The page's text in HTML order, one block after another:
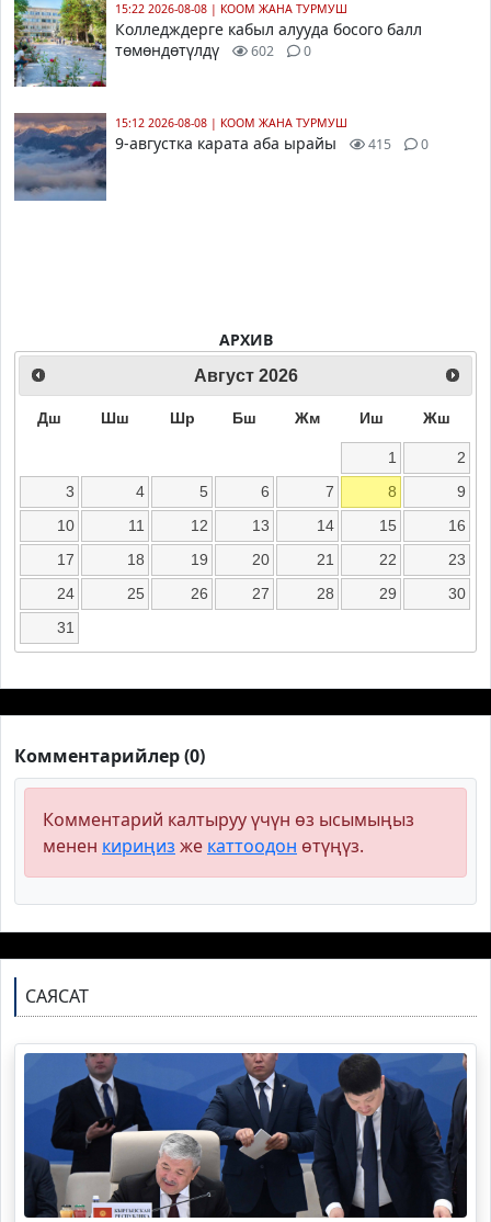
15:22 2026-08-08 | КООМ ЖАНА ТУРМУШ
Колледждерге кабыл алууда босого балл
төмөндөтүлдү
602 0
15:12 2026-08-08 | КООМ ЖАНА ТУРМУШ
9-августка карата аба ырайы 415 0
АРХИВ
Август 2026
Дш Шш Шр Бш Жм Иш Жш
1
2
3
4 5 6 7 8
9
10
11 12 13 14 15
16
17
18 19 20 21 22
23
24
25 26 27 28 29
30
31
Комментарийлер (0)
Комментарий калтыруу үчүн өз ысымыңыз
менен кириңиз же каттоодон өтүңүз.
САЯСАТ